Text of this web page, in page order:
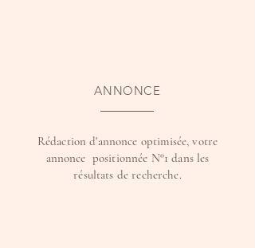
ANNONCE
Rédaction d'annonce optimisée, votre
annonce positionnée N°1 dans les
résultats de recherche.